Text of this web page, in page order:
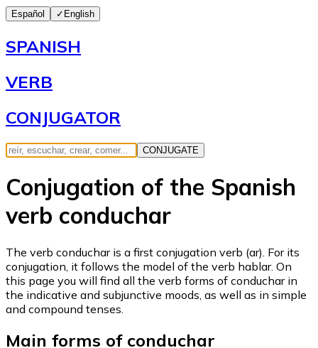
Español ✓ English
SPANISH
VERB
CONJUGATOR
CONJUGATE
Conjugation of the Spanish
verb conduchar
The verb conduchar is a first conjugation verb (ar). For its
conjugation, it follows the model of the verb hablar. On
this page you will find all the verb forms of conduchar in
the indicative and subjunctive moods, as well as in simple
and compound tenses.
Main forms of conduchar